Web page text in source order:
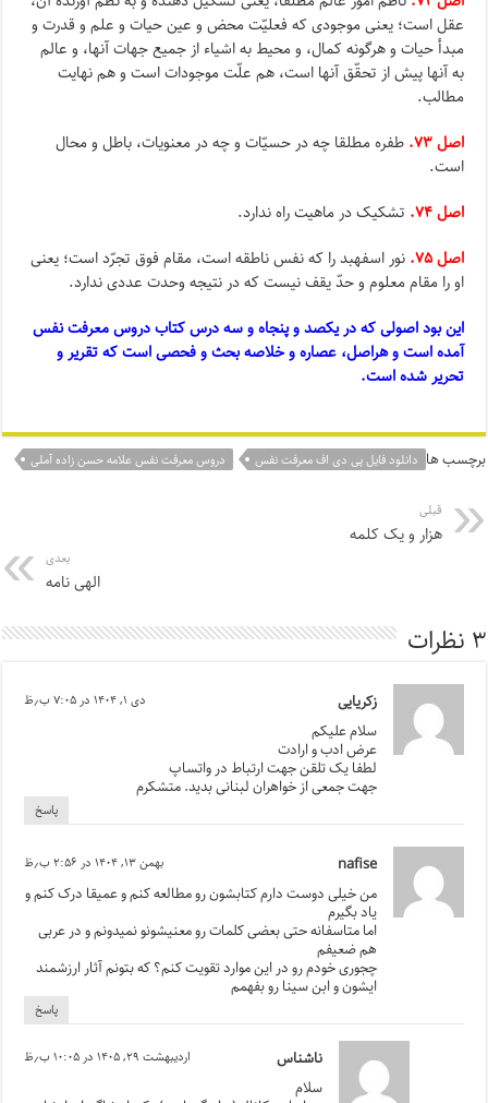
عقل است؛ یعنى موجودى که فعلیّت محض و عین حیات و علم و قدرت و
مبدأ حیات و هرگونه کمال، و محیط به اشیاء از جمیع جهات آنها، و عالم
به آنها پیش از تحقّق آنها است، هم علّت موجودات است و هم نهایت
مطالب.
اصل ۷۳.
طفره مطلقا چه در حسیّات و چه در معنویات، باطل و محال
است.
اصل ۷۴.
تشکیک در ماهیت راه ندارد.
اصل ۷۵.
نور اسفهبد را که نفس ناطقه است، مقام فوق تجرّد است؛ یعنى
او را مقام معلوم و حدّ یقف نیست که در نتیجه وحدت عددى ندارد.
این بود اصولى که در یکصد و پنجاه و سه درس کتاب دروس معرفت نفس
آمده است و هراصل، عصاره و خلاصه بحث و فحصى است که تقریر و
تحریر شده است.
برچسب ها دانلود فایل پی دی اف معرفت نفس دروس معرفت نفس علامه حسن زاده آملی
قبلی
هزار و یک کلمه
بعدی
الهی نامه
۳ نظرات
زکریایی دی ۱, ۱۴۰۴ در ۷:۰۵ ب٫ظ
سلام علیکم
عرض ادب و ارادت
لطفا یک تلقن جهت ارتباط در واتساپ
جهت جمعی از خواهران لبنانی بدید. متشکرم
پاسخ
nafise بهمن ۱۳, ۱۴۰۴ در ۲:۵۶ ب٫ظ
من خیلی دوست دارم کتابشون رو مطالعه کنم و عمیقا درک کنم و
یاد بگیرم
اما متاسفانه حتی بعضی کلمات رو معنیشونو نمیدونم و در عربی
هم ضعیفم
چجوری خودم رو در این موارد تقویت کنم؟ که بتونم آثار ارزشمند
ایشون و ابن سینا رو بفهمم
پاسخ
ناشناس اردیبهشت ۲۹, ۱۴۰۵ در ۱۰:۰۵ ب٫ظ
سلام